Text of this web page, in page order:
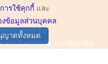
by
ทคโนโลยีดิจิทัล มหาวิทยาลัย
ารใช้คุกกี้ และ
ข้อมูลส่วนบุคคล
ญาตทั้งหมด